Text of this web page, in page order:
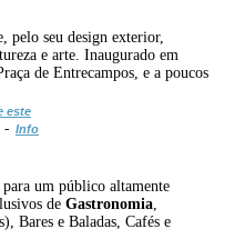
pelo seu design exterior,
e arte. Inaugurado em
de Entrecampos, e a poucos
este
- Info
um público altamente
de Gastronomia
Bares e Baladas, Cafés e